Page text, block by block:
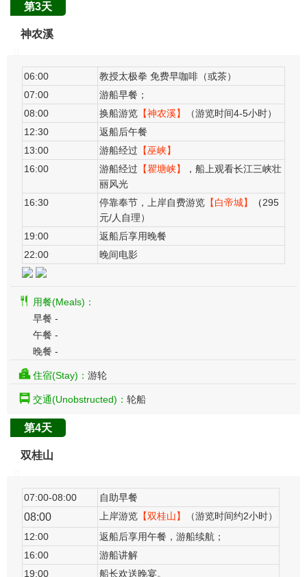
第3天
神农溪
06:00
教授太极拳 免费早咖啡（或茶）
07:00
游船早餐；
08:00
换船游览 【神农溪】
（游览时间4-5小时）
12:30
返船后午餐
13:00
游船经过 【巫峡】
16:00
游船经过 【瞿塘峡】
，船上观看长江三峡壮
丽风光
16:30
停靠奉节，上岸自费游览 【白帝城】 （295
元/人自理）
19:00
返船后享用晚餐
22:00
晚间电影
用餐(Meals)：
早餐 -
午餐 -
晚餐 -
住宿(Stay)： 游轮
交通(Unobstructed)： 轮船
第4天
双桂山
07:00-08:00 自助早餐
08:00 上岸游览 【双桂山】
（游览时间约2小时）
12:00
返船后享用午餐，游船续航 ；
16:00
游船讲解
19:00
船长欢送晚宴。